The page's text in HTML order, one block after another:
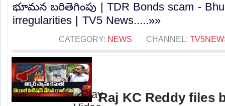
భూమన బరితెగింపు | TDR Bonds scam -
irregularities | TV5 News.....»»
CATEGORY: NEWS CHANNEL:
Raj KC Reddy files